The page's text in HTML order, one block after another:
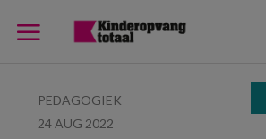
PEDAGOGIEK
24 AUG 2022